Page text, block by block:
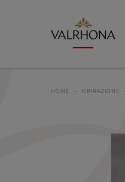
HOME ISPIRAZIONE